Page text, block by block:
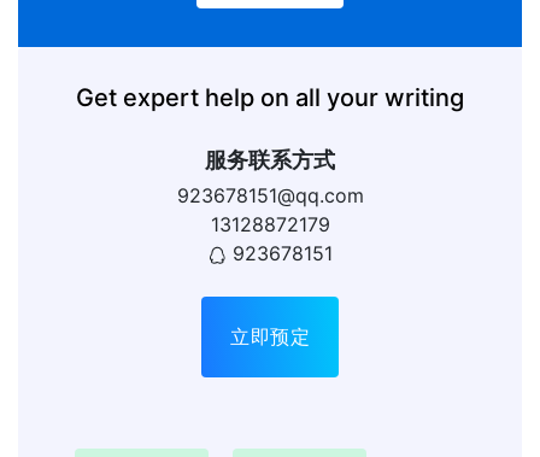
Get expert help on all your writing
服务联系方式
923678151@qq.com
13128872179
923678151
立即预定